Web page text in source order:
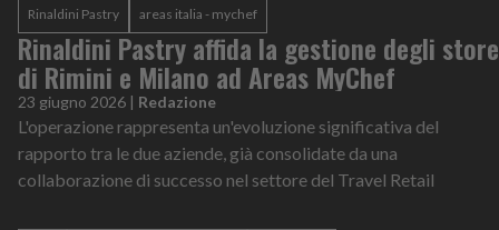
Rinaldini Pastry areas italia - mychef
Rinaldini Pastry affida la gestione degli store
di Rimini e Milano ad Areas MyChef
23 giugno 2026 | Redazione
L'operazione rappresenta un'evoluzione significativa del
rapporto tra le due aziende, già consolidate da una
collaborazione di successo nel settore del Travel Retail